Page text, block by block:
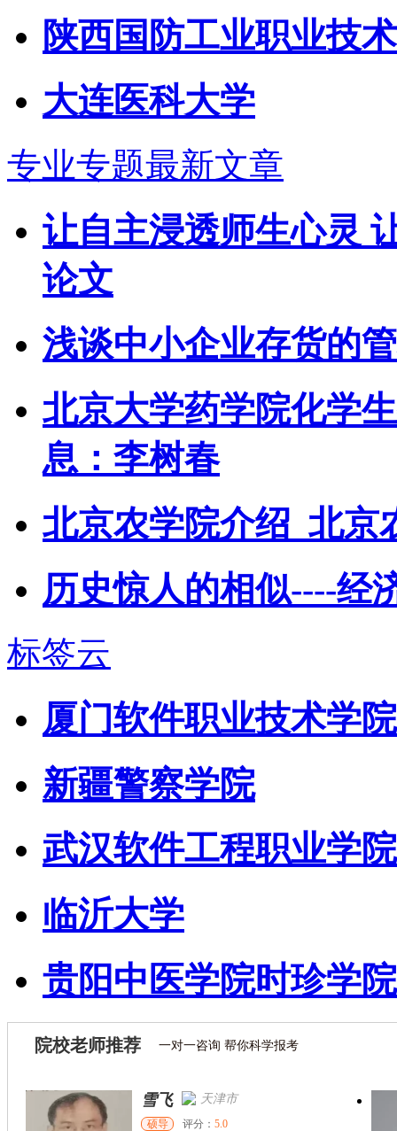
陕西国防工业职业技
大连医科大学
专业专题最新文章
让自主浸透师生心灵
论文
浅谈中小企业存货的
北京大学药学院化学
息：李树春
北京农学院介绍_北京
历史惊人的相似----经
标签云
厦门软件职业技术学院
新疆警察学院
武汉软件工程职业学院
临沂大学
贵阳中医学院时珍学院
院校老师推荐 一对一咨询 帮你科学报考
雪飞 天津市
硕导 评分： 5.0